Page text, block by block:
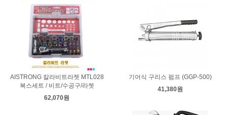
AISTRONG 칼라비트라쳇 MTL028
복스세트 / 비트/수공구/라쳇
62,070원
기어식 구리스 펌프 (GGP-500)
41,380원